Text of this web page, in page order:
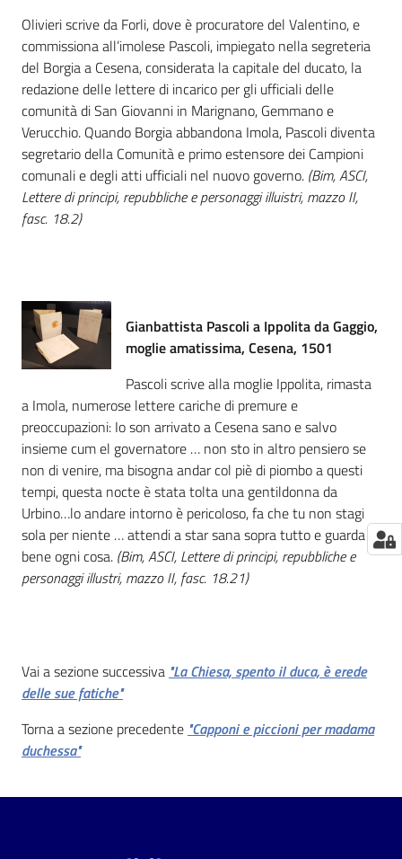
Catalogo
on line
Eventi
Avvisi
Orari
Olivieri scrive da Forli, dove è procuratore del Valentino, e
commissiona all’imolese Pascoli, impiegato nella segreteria
del Borgia a Cesena, considerata la capitale del ducato, la
redazione delle lettere di incarico per gli ufficiali delle
comunità di San Giovanni in Marignano, Gemmano e
Verucchio. Quando Borgia abbandona Imola, Pascoli diventa
segretario della Comunità e primo estensore dei Campioni
comunali e degli atti ufficiali nel nuovo governo. (Bim, ASCI,
Lettere di principi, repubbliche e personaggi illuistri, mazzo II,
fasc. 18.2)
Gianbattista Pascoli a Ippolita da Gaggio,
moglie amatissima, Cesena, 1501
Pascoli scrive alla moglie Ippolita, rimasta
a Imola, numerose lettere cariche di premure e
preoccupazioni: Io son arrivato a Cesena sano e salvo
insieme cum el governatore … non sto in altro pensiero se
non di venire, ma bisogna andar col piè di piombo a questi
tempi, questa nocte è stata tolta una gentildonna da
Urbino…lo andare intorno è pericoloso, fa che tu non stagi
sola per niente … attendi a star sana sopra tutto e guarda
bene ogni cosa. (Bim, ASCI, Lettere di principi, repubbliche e
personaggi illustri, mazzo II, fasc. 18.21)
Vai a sezione successiva "La Chiesa, spento il duca, è erede
delle sue fatiche"
Torna a sezione precedente "Capponi e piccioni per madama
duchessa"